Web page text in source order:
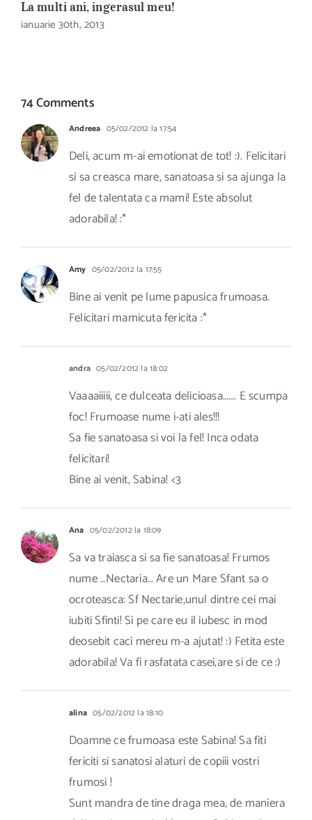
La multi ani, ingerasul meu!
ianuarie 30th, 2013
74 Comments
Andreea 05/02/2012 la 17:54
Deli, acum m-ai emotionat de tot! :). Felicitari
si sa creasca mare, sanatoasa si sa ajunga la
fel de talentata ca mami! Este absolut
adorabila! :*
Amy 05/02/2012 la 17:55
Bine ai venit pe lume papusica frumoasa.
Felicitari mamicuta fericita :*
andra 05/02/2012 la 18:02
Vaaaaiiiii, ce dulceata delicioasa……. E scumpa
foc! Frumoase nume i-ati ales!!!
Sa fie sanatoasa si voi la fel! Inca odata
felicitari!
Bine ai venit, Sabina! <3
Ana 05/02/2012 la 18:09
Sa va traiasca si sa fie sanatoasa! Frumos
nume …Nectaria… Are un Mare Sfant sa o
ocroteasca: Sf Nectarie,unul dintre cei mai
iubiti Sfinti! Si pe care eu il iubesc in mod
deosebit caci mereu m-a ajutat! :) Fetita este
adorabila! Va fi rasfatata casei,are si de ce :)
alina 05/02/2012 la 18:10
Doamne ce frumoasa este Sabina! Sa fiti
fericiti si sanatosi alaturi de copiii vostri
frumosi !
Sunt mandra de tine draga mea, de maniera